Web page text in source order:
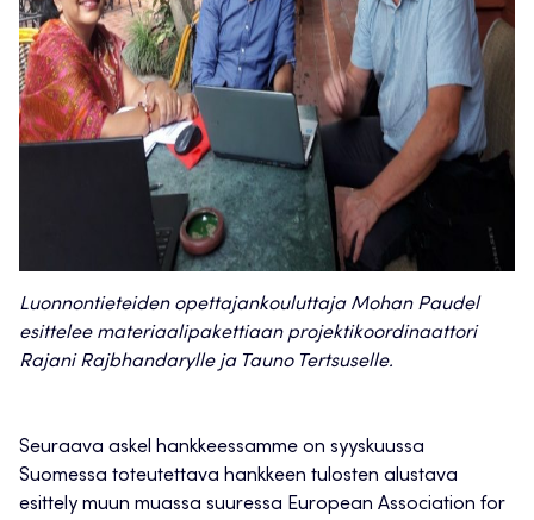
Luonnontieteiden opettajankouluttaja Mohan Paudel
esittelee materiaalipakettiaan projektikoordinaattori
Rajani Rajbhandarylle ja Tauno Tertsuselle.
Seuraava askel hankkeessamme on syyskuussa
Suomessa toteutettava hankkeen tulosten alustava
esittely muun muassa suuressa European Association for